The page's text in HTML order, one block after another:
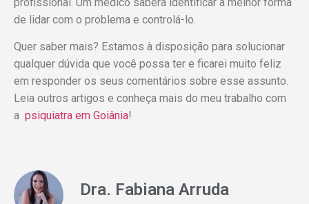
de lidar com o problema e controlá-lo.
Quer saber mais? Estamos à disposição para solucionar
qualquer dúvida que você possa ter e ficarei muito feliz
em responder os seus comentários sobre esse assunto.
Leia outros artigos e conheça mais do meu trabalho com
a psiquiatra em Goiânia!
Dra. Fabiana Arruda